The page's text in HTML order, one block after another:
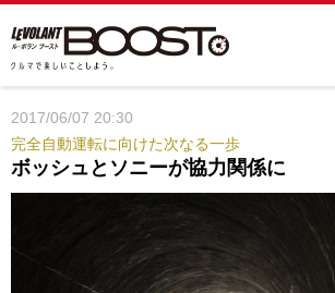
2017/06/07 20:30
完全自動運転に向けた次なる一歩
ボッシュとソニーが協力関係に